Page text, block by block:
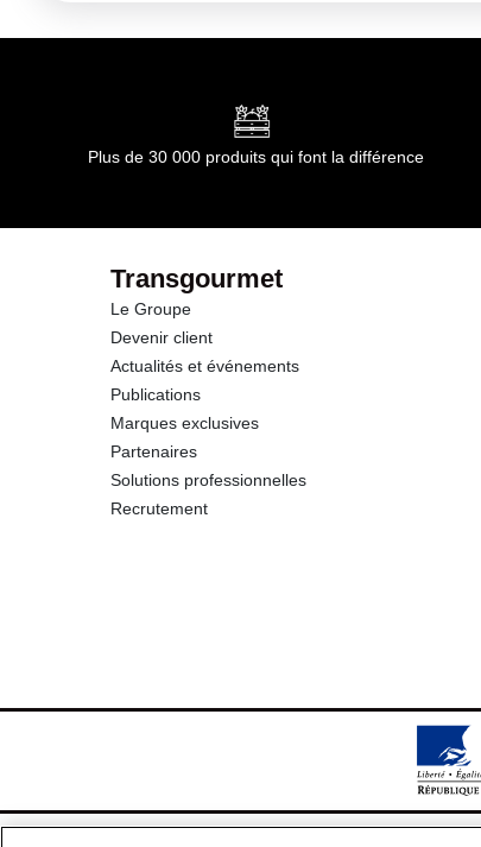
Plus de 30 000 produits qui font la différence
Transgourmet
Le Groupe
Devenir client
Actualités et événements
Publications
Marques exclusives
Partenaires
Solutions professionnelles
Recrutement